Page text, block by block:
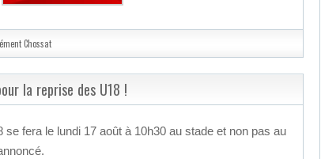
Chossat
la reprise des U18 !
fera le lundi 17 août à 10h30 au stade et non pas au